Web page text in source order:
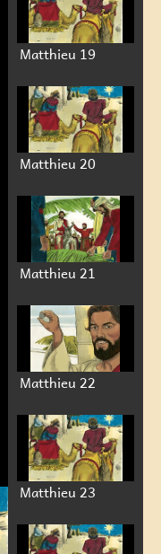
Matthieu 19
Matthieu 20
Matthieu 21
Matthieu 22
Matthieu 23